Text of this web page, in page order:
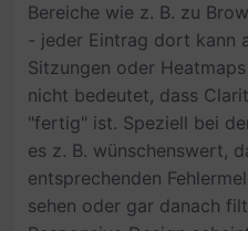
Bereiche wie z. B. zu
- jeder Eintrag dort kann
Sitzungen oder
nicht bedeutet, dass
"fertig" ist. Speziell bei
es z. B. wünschenswert,
entsprechenden
sehen oder gar danach